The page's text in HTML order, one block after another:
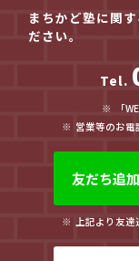
まちかど塾に関
ださい。
Tel.
「
営業等のお電
友だち追加
上記より友